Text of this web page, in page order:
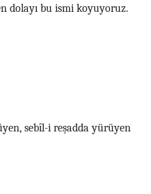
dolayı bu ismi koyuyoruz.
sebîl-i reşadda yürüyen